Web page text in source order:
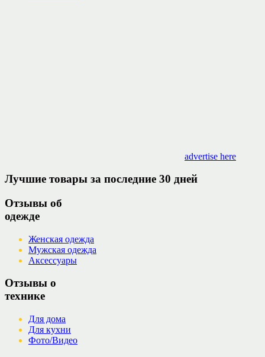
advertise here
Лучшие товары за последние 30 дней
Отзывы об
одежде
Женская одежда
Мужская одежда
Аксессуары
Отзывы о
технике
Для дома
Для кухни
Фото/Видео